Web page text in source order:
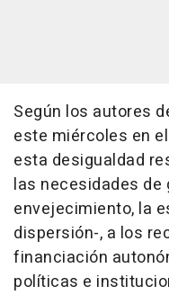
Según los autores
este miércoles en
esta desigualdad
las necesidades
envejecimiento, la
dispersión-, a los
financiación
políticas e